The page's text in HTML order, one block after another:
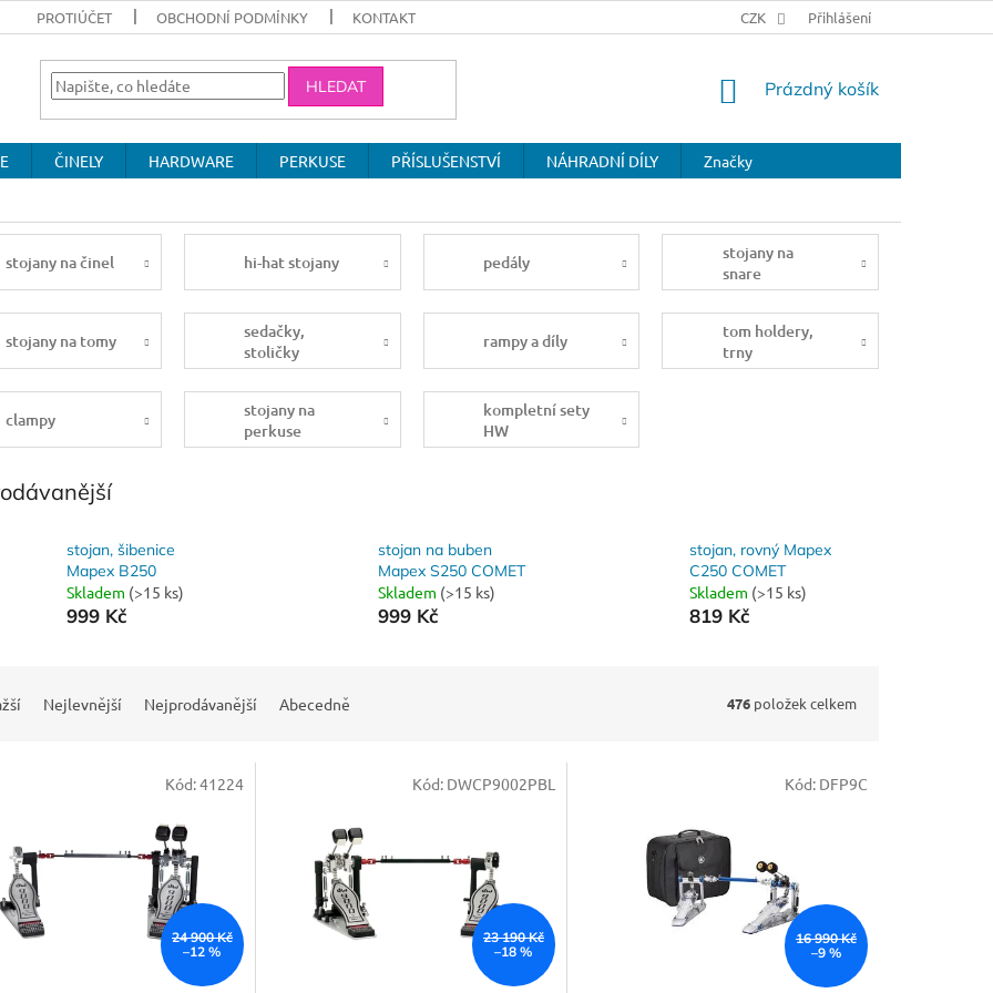
PROTIÚČET OBCHODNÍ PODMÍNKY KONTAKT CZK Přihlášení
HLEDAT
NÁKUPNÍ
Prázdný košík
ČINELY HARDWARE PERKUSE PŘÍSLUŠENSTVÍ NÁHRADNÍ DÍLY
Značky
stojany na činel hi-hat stojany pedály
stojany na
snare
stojany na tomy
sedačky,
stoličky
rampy a díly
tom holdery,
trny
clampy
stojany na
perkuse
kompletní sety
HW
stojan, šibenice
Mapex B250
Skladem (>15 ks)
999 Kč
stojan na buben
Mapex S250 COMET
Skladem (>15 ks)
999 Kč
stojan, rovný Mapex
C250 COMET
Skladem (>15 ks)
819 Kč
Nejlevnější Nejprodávanější Abecedně 476 položek celkem
24 900 Kč
–12 %
Kód:41224
23 190 Kč
–18 %
Kód: DWCP9002PBL
16 990 Kč
–9 %
Kód: DFP9C